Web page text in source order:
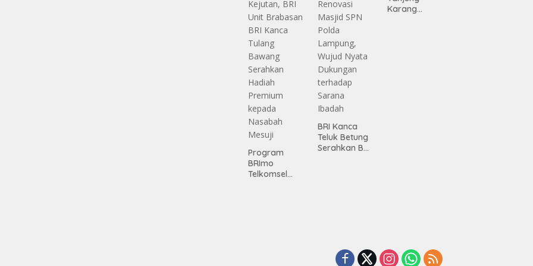
Program
BRImo
Telkomsel
BRI Kanca
Teluk Betung
Serahkan BRI
Ibadah
Karang